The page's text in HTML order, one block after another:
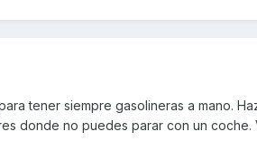
tener siempre gasolineras a mano.
donde no puedes parar con un coche.